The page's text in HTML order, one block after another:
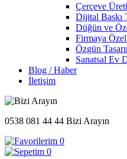
Çerçeve
Dijital Baskı
Düğün ve
Firmaya
Özgün
Sanatsal Ev
Blog / Haber
İletişim
0538 081 44 44 Bizi Arayın
0
0